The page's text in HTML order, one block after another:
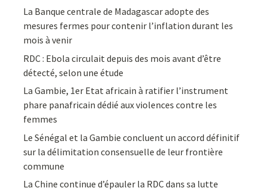
La Banque centrale de Madagascar adopte des
mesures fermes pour contenir l’inflation durant les
mois à venir
RDC : Ebola circulait depuis des mois avant d’être
détecté, selon une étude
La Gambie, 1er Etat africain à ratifier l’instrument
phare panafricain dédié aux violences contre les
femmes
Le Sénégal et la Gambie concluent un accord définitif
sur la délimitation consensuelle de leur frontière
commune
La Chine continue d’épauler la RDC dans sa lutte